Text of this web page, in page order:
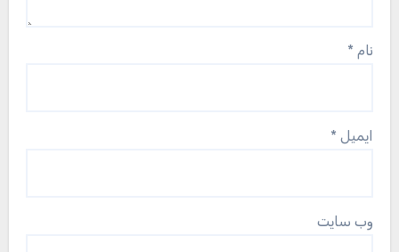
نام *
ایمیل *
وب‌ سایت